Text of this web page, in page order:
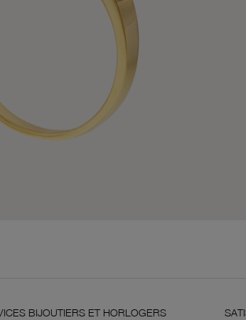
ET HORLOGERS SATISFAIT OU